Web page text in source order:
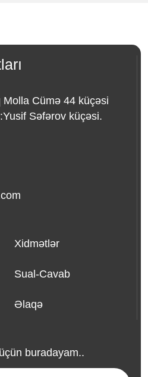
Molla Cümə 44 küçəsi
Səfərov küçəsi.
Xidmətlər
Sual-Cavab
Əlaqə
buradayam..